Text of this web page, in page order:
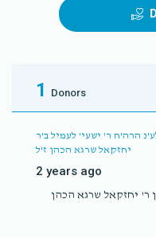
1 Donors
הרה'ח ר' ישעי' לעמיל ב'ר
יחזקאל שרגא הכהן ז'ל
2 years ago